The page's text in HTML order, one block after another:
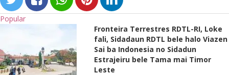
Popular
Fronteira Terrestres RDTL-RI, Loke
fali, Sidadaun RDTL bele halo Viazen
Sai ba Indonesia no Sidadun
Estrajeiru bele Tama mai Timor
Leste